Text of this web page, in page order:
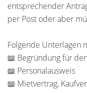
entsprechender
per Post oder aber
Folgende Unterlagen
📖 Begründung für
📖 Personalausweis
📖 Mietvertrag,